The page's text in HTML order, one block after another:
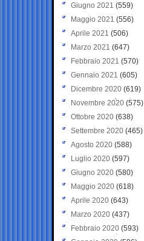
Giugno 2021(559)
Maggio 2021 (556)
Aprile 2021 (506)
Marzo 2021 (647)
Febbraio 2021 (570)
Gennaio 2021 (605)
Dicembre 2020 (619)
Novembre 2020 (575)
Ottobre 2020 (638)
Settembre 2020(465)
Agosto 2020 (588)
Luglio 2020 (597)
Giugno 2020 (580)
Maggio 2020 (618)
Aprile 2020 (643)
Marzo 2020 (437)
Febbraio 2020 (593)